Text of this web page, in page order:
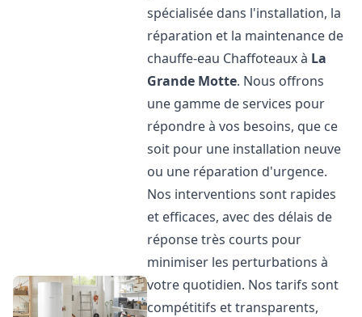
spécialisée dans l'installation, la
réparation et la maintenance de
chauffe-eau Chaffoteaux à La
Grande Motte. Nous offrons
une gamme de services pour
répondre à vos besoins, que ce
soit pour une installation neuve
ou une réparation d'urgence.
Nos interventions sont rapides
et efficaces, avec des délais de
réponse très courts pour
minimiser les perturbations à
votre quotidien. Nos tarifs sont
compétitifs et transparents,